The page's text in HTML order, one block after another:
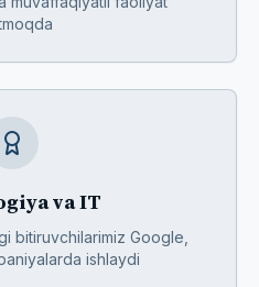
va IT
bitiruvchilarimiz Google,
ishlaydi